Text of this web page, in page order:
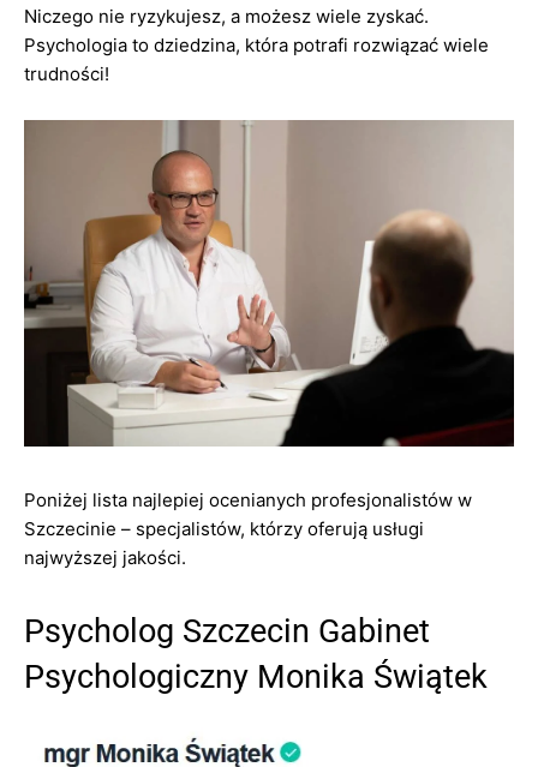
Niczego nie ryzykujesz, a możesz wiele zyskać.
Psychologia to dziedzina, która potrafi rozwiązać wiele
trudności!
Poniżej lista najlepiej ocenianych profesjonalistów w
Szczecinie – specjalistów, którzy oferują usługi
najwyższej jakości.
Psycholog Szczecin Gabinet
Psychologiczny Monika Świątek